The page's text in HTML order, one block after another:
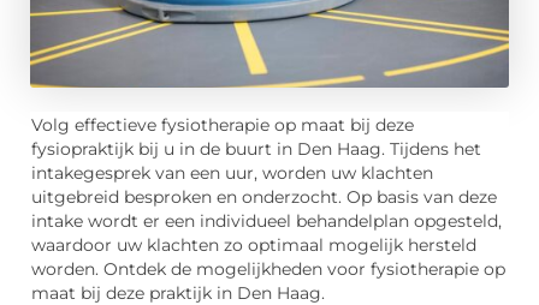
Volg effectieve fysiotherapie op maat bij deze
fysiopraktijk bij u in de buurt in Den Haag. Tijdens het
intakegesprek van een uur, worden uw klachten
uitgebreid besproken en onderzocht. Op basis van deze
intake wordt er een individueel behandelplan opgesteld,
waardoor uw klachten zo optimaal mogelijk hersteld
worden. Ontdek de mogelijkheden voor fysiotherapie op
maat bij deze praktijk in Den Haag.